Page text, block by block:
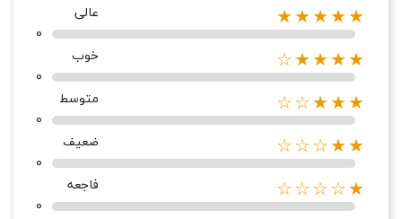
★★★★★
عالی
0
★★★★☆
خوب
0
★★★☆☆
متوسط
0
★★☆☆☆
ضعیف
0
★☆☆☆☆
فاجعه
0